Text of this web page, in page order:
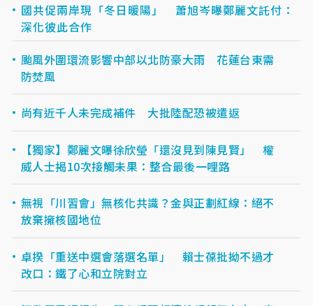
國共促兩岸現「冬日暖陽」 蕭旭岑曝鄭麗文託付：
深化彼此合作
颱風外圍環流影響中部以北防豪大雨 花蓮台東需
防焚風
尚有近千人未完成補件 大批陸配恐被遣返
【獨家】鄭麗文曝徐欣瑩「還沒見到陳見賢」 權
威人士揭10次接觸未果：整合最後一哩路
無視「川習會」無核化共識？金與正劃紅線：絕不
放棄擁核國地位
卓揆「重送中選會落選名單」 賴士葆批拗不過才
改口：鐵了心和立院對立